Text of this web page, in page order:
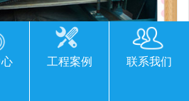
工程案例 联系我们